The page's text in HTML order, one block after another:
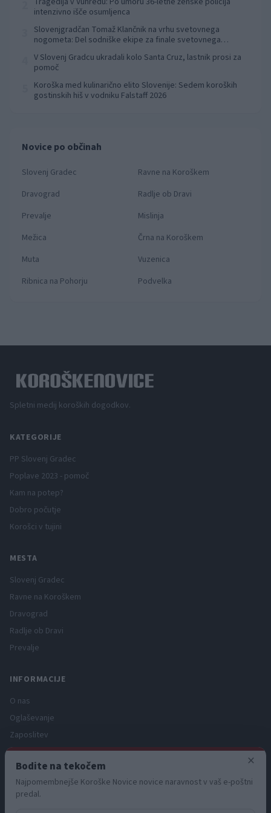
intenzivno išče osumljenca
Slovenjgradčan Tomaž Klančnik na vrhu svetovnega
nogometa: Del sodniške ekipe za finale svetovnega
V Slovenj Gradcu ukradali kolo Santa Cruz, lastnik prosi za
pomoč
Koroška med kulinarično elito Slovenije: Sedem koroških
gostinskih hiš v vodniku Falstaff 2026
Novice po občinah
Slovenj Gradec
Ravne na Koroškem
Dravograd
Radlje ob Dravi
Prevalje
Mislinja
Mežica
Črna na Koroškem
Muta
Vuzenica
Ribnica na Pohorju
Podvelka
Spletni medij koroških dogodkov.
KATEGORIJE
PP Slovenj Gradec
Poplave 2023 - pomoč
Kam na potep?
Dobro počutje
Korošci v tujini
MESTA
Slovenj Gradec
Ravne na Koroškem
Dravograd
Radlje ob Dravi
Prevalje
INFORMACIJE
O nas
Oglaševanje
Zaposlitev
Pravno obvestilo
Zasebnost in piškotki
Storitve
×
Bodite na tekočem
Najpomembnejše Koroške Novice novice naravnost v vaš e-poštni
predal.